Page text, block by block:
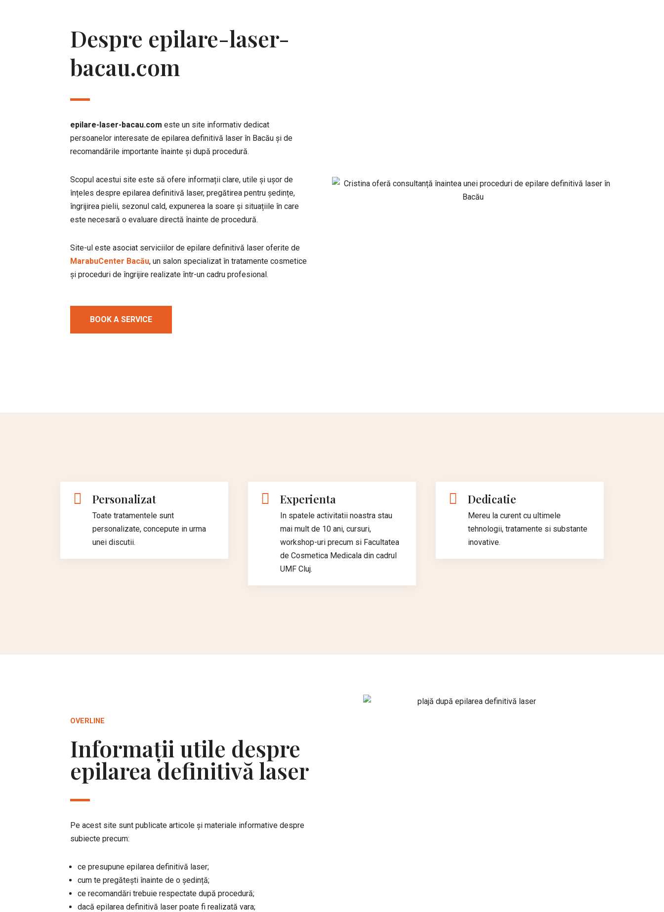
Despre epilare-laser-
bacau.com
epilare-laser-bacau.com este un site informativ dedicat
persoanelor interesate de epilarea definitivă laser în Bacău și de
recomandările importante înainte și după procedură.
Scopul acestui site este să ofere informații clare, utile și ușor de
înțeles despre epilarea definitivă laser, pregătirea pentru ședințe,
îngrijirea pielii, sezonul cald, expunerea la soare și situațiile în care
este necesară o evaluare directă înainte de procedură.
Site-ul este asociat serviciilor de epilare definitivă laser oferite de
MarabuCenter Bacău, un salon specializat în tratamente cosmetice
și proceduri de îngrijire realizate într-un cadru profesional.
BOOK A SERVICE
Personalizat
Toate tratamentele sunt
personalizate, concepute in urma
unei discutii.
Experienta
In spatele activitatii noastra stau
mai mult de 10 ani, cursuri,
workshop-uri precum si Facultatea
de Cosmetica Medicala din cadrul
UMF Cluj.
Dedicatie
Mereu la curent cu ultimele
tehnologii, tratamente si substante
inovative.
OVERLINE
Informații utile despre
epilarea definitivă laser
Pe acest site sunt publicate articole și materiale informative despre
subiecte precum:
ce presupune epilarea definitivă laser;
cum te pregătești înainte de o ședință;
ce recomandări trebuie respectate după procedură;
dacă epilarea definitivă laser poate fi realizată vara;